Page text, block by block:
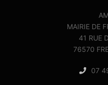
MAIRIE DE
41 RUE
76570
07